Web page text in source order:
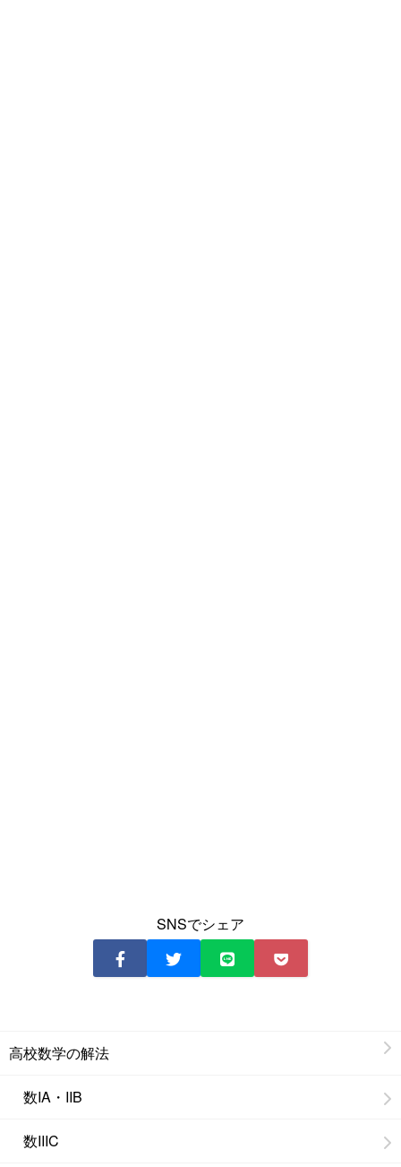
SNSでシェア
高校数学の解法
数IA・IIB
数IIIC